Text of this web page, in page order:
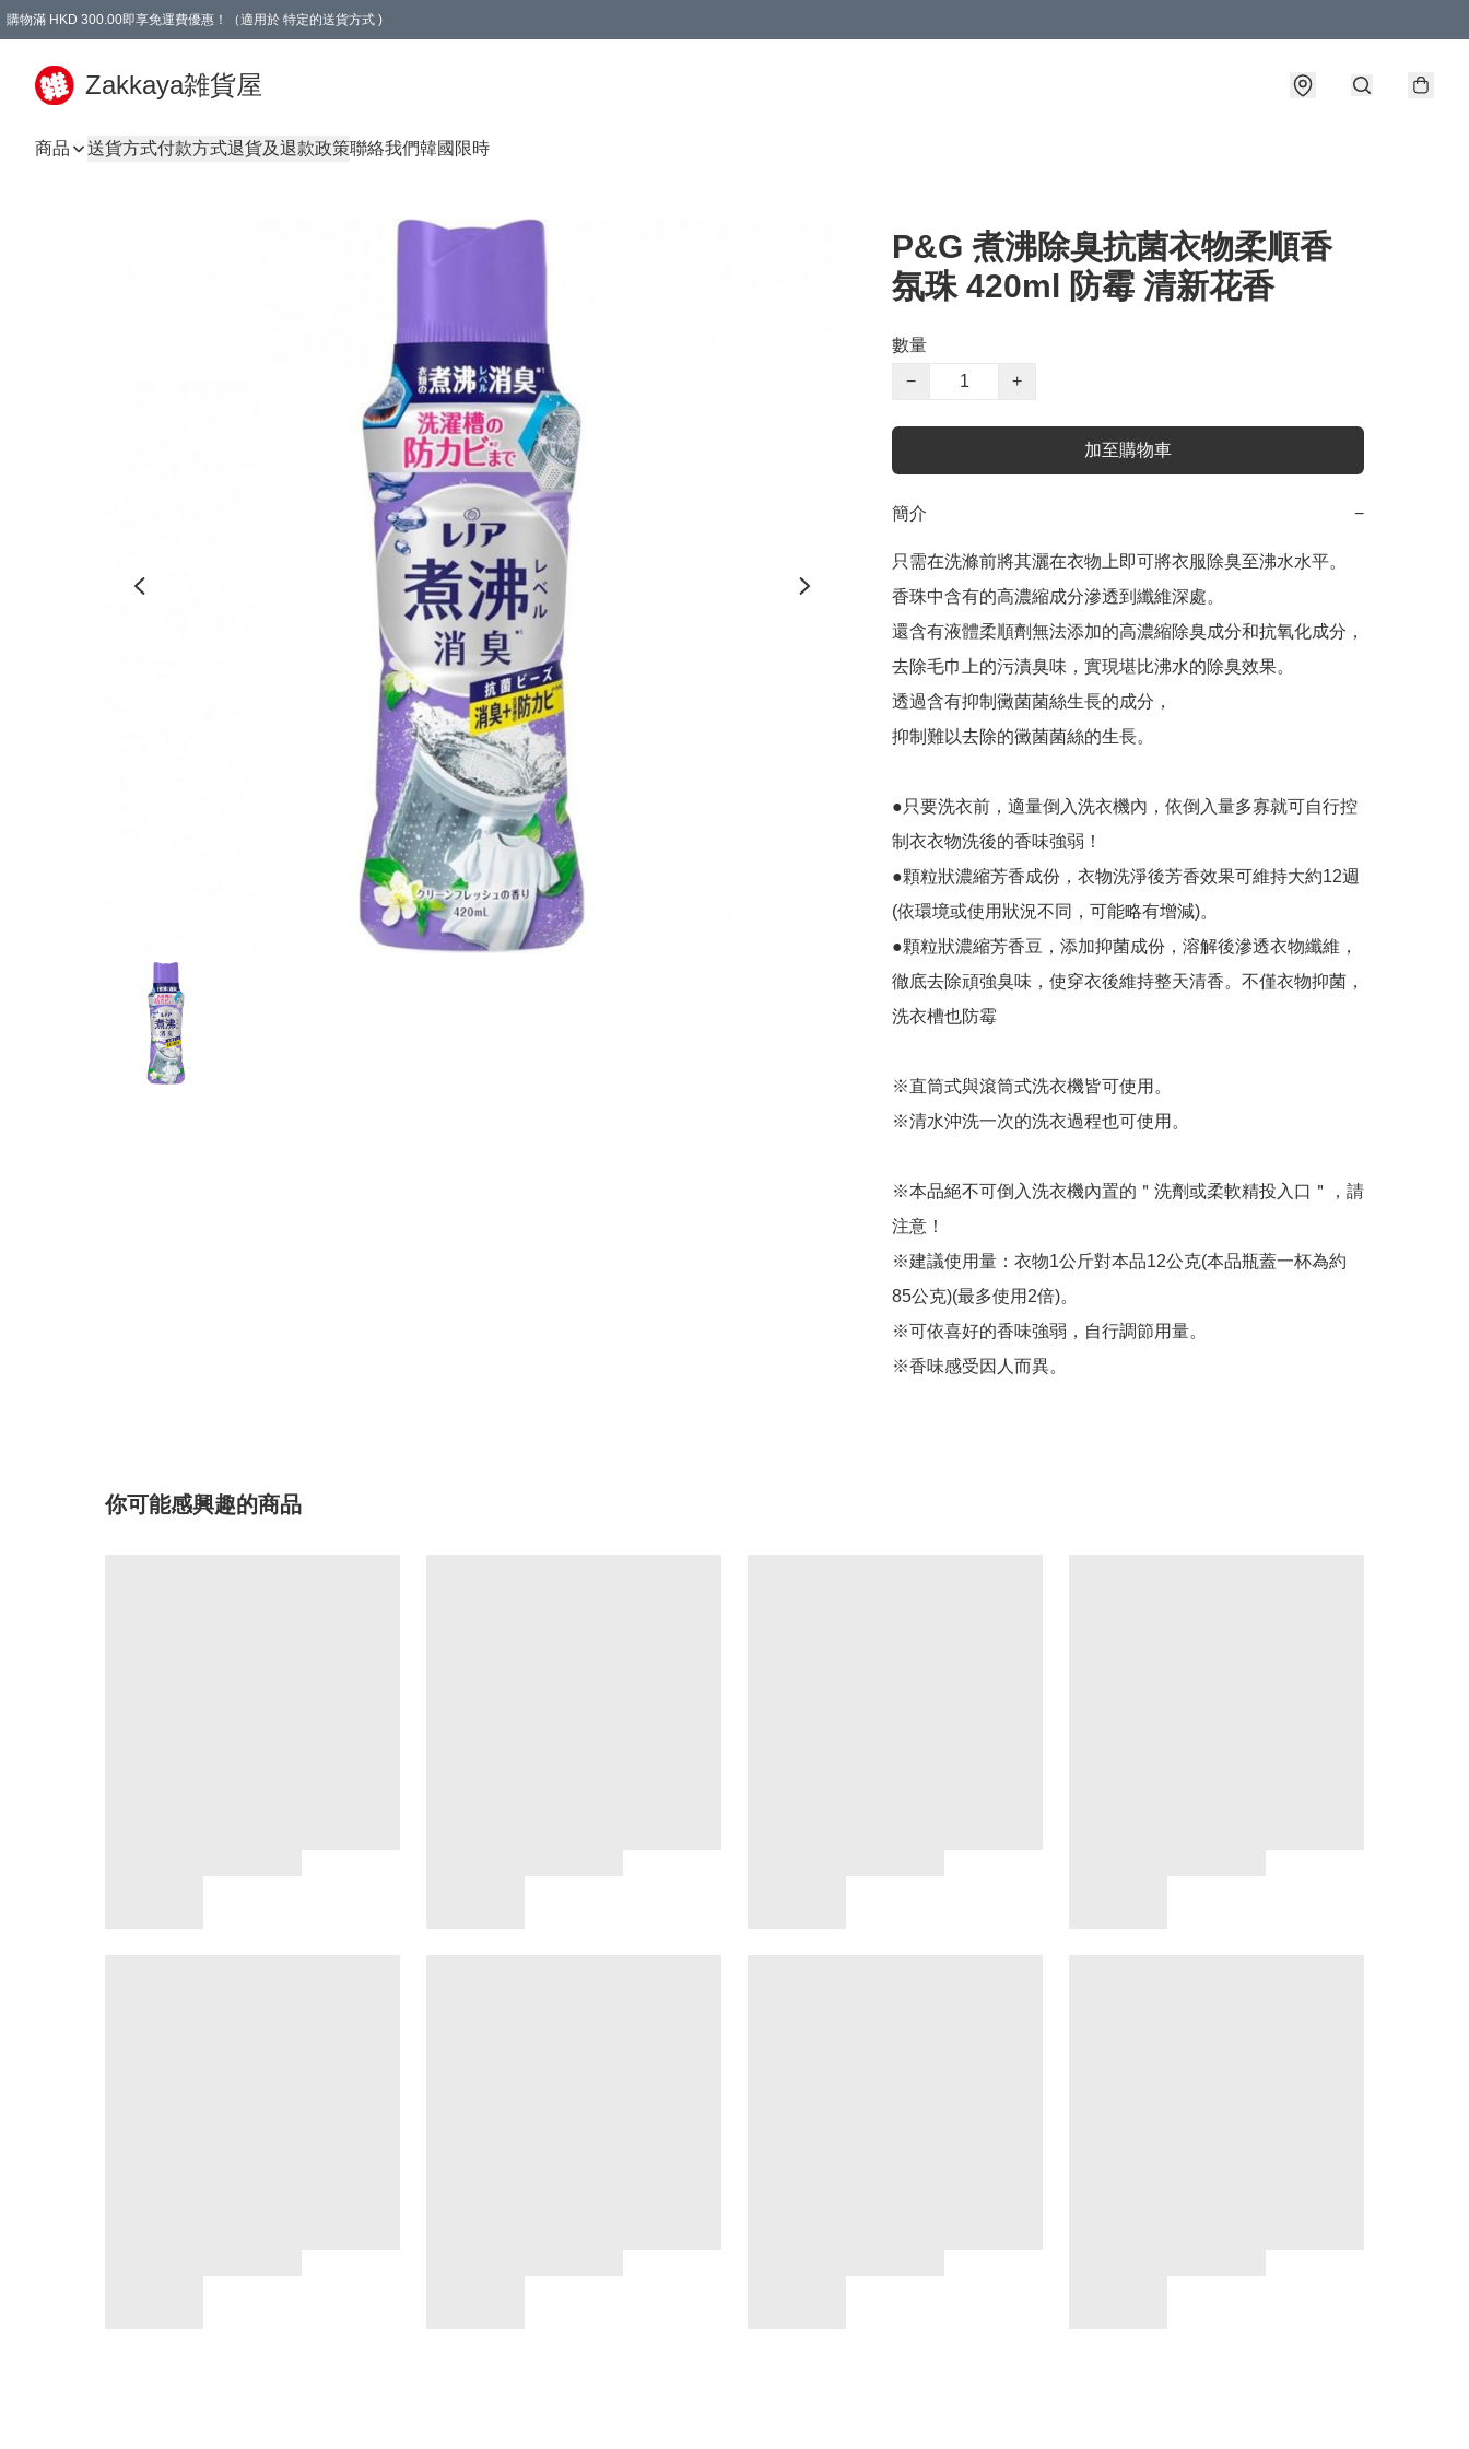
購物滿 HKD 300.00即享免運費優惠！（適用於 特定的送貨方式 )
Zakkaya雑貨屋
商品 送貨方式付款方式退貨及退款政策聯絡我們韓國限時
P&G 煮沸除臭抗菌衣物柔順香
氛珠 420ml 防霉 清新花香
數量
−
+
加至購物車
簡介 −
只需在洗滌前將其灑在衣物上即可將衣服除臭至沸水水平。
香珠中含有的高濃縮成分滲透到纖維深處。
還含有液體柔順劑無法添加的高濃縮除臭成分和抗氧化成分，
去除毛巾上的污漬臭味，實現堪比沸水的除臭效果。
透過含有抑制黴菌菌絲生長的成分，
抑制難以去除的黴菌菌絲的生長。
●只要洗衣前，適量倒入洗衣機內，依倒入量多寡就可自行控
制衣衣物洗後的香味強弱！
●顆粒狀濃縮芳香成份，衣物洗淨後芳香效果可維持大約12週
(依環境或使用狀況不同，可能略有增減)。
●顆粒狀濃縮芳香豆，添加抑菌成份，溶解後滲透衣物纖維，
徹底去除頑強臭味，使穿衣後維持整天清香。不僅衣物抑菌，
洗衣槽也防霉
※直筒式與滾筒式洗衣機皆可使用。
※清水沖洗一次的洗衣過程也可使用。
※本品絕不可倒入洗衣機內置的＂洗劑或柔軟精投入口＂，請
注意！
※建議使用量：衣物1公斤對本品12公克(本品瓶蓋一杯為約
85公克)(最多使用2倍)。
※可依喜好的香味強弱，自行調節用量。
※香味感受因人而異。
你可能感興趣的商品